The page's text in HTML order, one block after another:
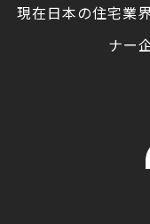
現在日本の住宅業
ナー